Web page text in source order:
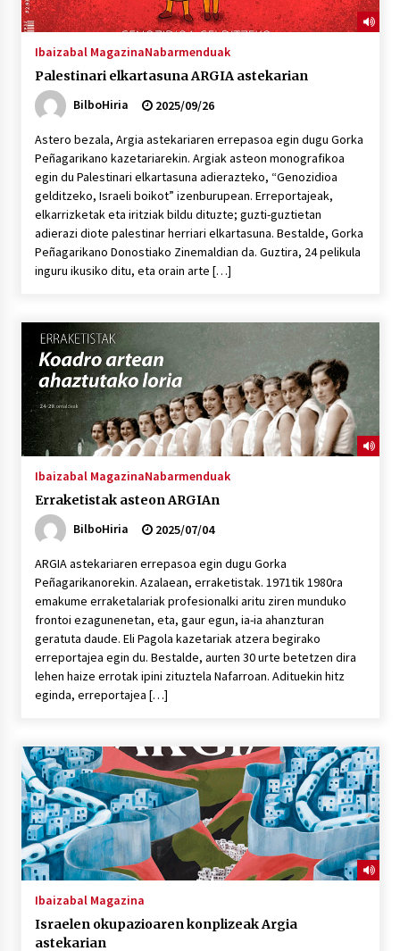
Ibaizabal MagazinaNabarmenduak
Palestinari elkartasuna ARGIA astekarian
BilboHiria
2025/09/26
Astero bezala, Argia astekariaren errepasoa egin dugu Gorka
Peñagarikano kazetariarekin. Argiak asteon monografikoa
egin du Palestinari elkartasuna adierazteko, “Genozidioa
gelditzeko, Israeli boikot” izenburupean. Erreportajeak,
elkarrizketak eta iritziak bildu dituzte; guzti-guztietan
adierazi diote palestinar herriari elkartasuna. Bestalde, Gorka
Peñagarikano Donostiako Zinemaldian da. Guztira, 24 pelikula
inguru ikusiko ditu, eta orain arte […]
Ibaizabal MagazinaNabarmenduak
Erraketistak asteon ARGIAn
BilboHiria
2025/07/04
ARGIA astekariaren errepasoa egin dugu Gorka
Peñagarikanorekin. Azalaean, erraketistak. 1971tik 1980ra
emakume erraketalariak profesionalki aritu ziren munduko
frontoi ezagunenetan, eta, gaur egun, ia-ia ahanzturan
geratuta daude. Eli Pagola kazetariak atzera begirako
erreportajea egin du. Bestalde, aurten 30 urte betetzen dira
lehen haize errotak ipini zituztela Nafarroan. Adituekin hitz
eginda, erreportajea […]
Ibaizabal Magazina
Israelen okupazioaren konplizeak Argia
astekarian